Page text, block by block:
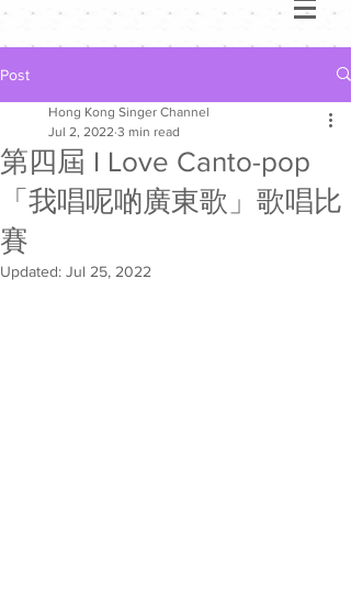
Post
第四屆 I Love Canto-pop
「我唱呢啲廣東歌」歌唱比
賽
Hong Kong Singer Channel
Jul 2, 2022 3 min read
Updated: Jul 25, 2022